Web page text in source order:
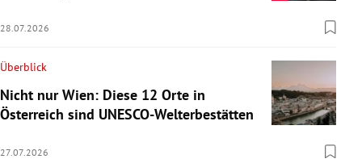
28.07.2026
Überblick
Nicht nur Wien: Diese 12 Orte in
Österreich sind UNESCO-Welterbestätten
27.07.2026